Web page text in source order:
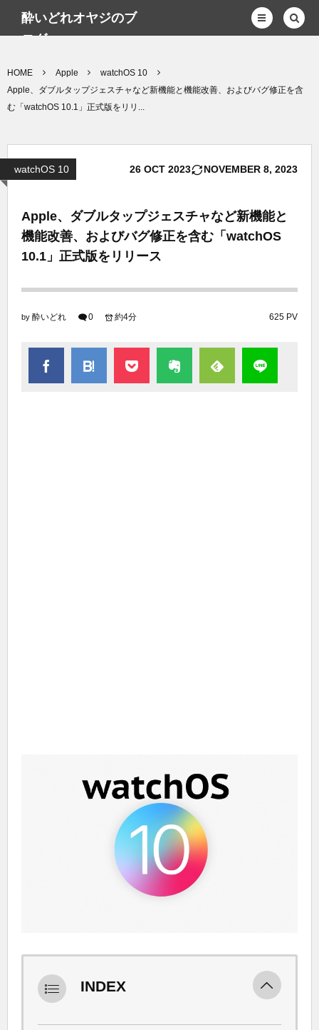
酔いどれオヤジのブ
ログwp
HOME Apple
watchOS 10
Apple、ダブルタップジェスチャなど新機能と機能改善、およびバグ修正を含
む「watchOS 10.1」正式版をリリ...
watchOS 10 26 OCT 2023 NOVEMBER 8, 2023
Apple、ダブルタップジェスチャなど新機能と
機能改善、およびバグ修正を含む「watchOS
10.1」正式版をリリース
by 酔いどれ 0 625 PV
約4分
INDEX